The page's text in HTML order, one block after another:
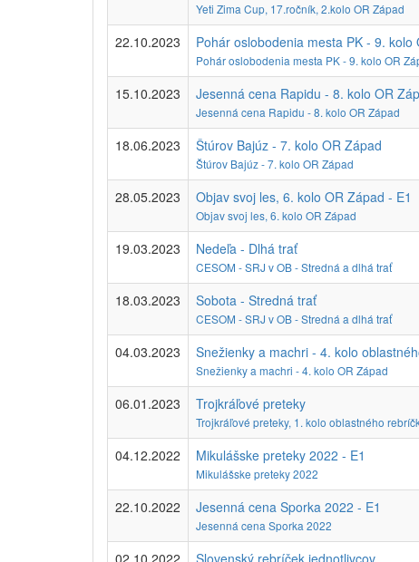
Yeti Zima Cup, 17.ročník, 2.kolo OR Západ
22.10.2023 Pohár oslobodenia mesta PK - 9. kolo
Pohár oslobodenia mesta PK - 9. kolo OR
15.10.2023 Jesenná cena Rapidu - 8. kolo OR
Jesenná cena Rapidu - 8. kolo OR Západ
18.06.2023 Štúrov Bajúz - 7. kolo OR Západ
Štúrov Bajúz - 7. kolo OR Západ
28.05.2023 Objav svoj les, 6. kolo OR Západ - E1
Objav svoj les, 6. kolo OR Západ
19.03.2023 Nedeľa - Dlhá trať
CESOM - SRJ v OB - Stredná a dlhá trať
18.03.2023 Sobota - Stredná trať
CESOM - SRJ v OB - Stredná a dlhá trať
04.03.2023 Snežienky a machri - 4. kolo
Snežienky a machri - 4. kolo OR Západ
06.01.2023 Trojkráľové preteky
Trojkráľové preteky, 1. kolo oblastného
04.12.2022 Mikulášske preteky 2022 - E1
Mikulášske preteky 2022
22.10.2022 Jesenná cena Sporka 2022 - E1
Jesenná cena Sporka 2022
02.10.2022 Slovenský rebríček jednotlivcov